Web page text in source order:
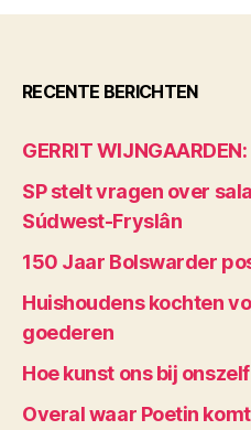
RECENTE BERICHTEN
GERRIT
SP stelt vragen over
Súdwest-Fryslân
150 Jaar Bolswarder
Huishoudens kochten
goederen
Hoe kunst ons bij
Overal waar Poetin